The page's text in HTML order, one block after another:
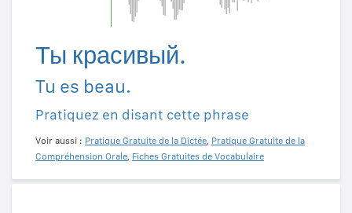
Ты красивый.
Tu es beau.
Pratiquez en disant cette phrase
Voir aussi : Pratique Gratuite de la Dictée, Pratique Gratuite de la
Compréhension Orale, Fiches Gratuites de Vocabulaire